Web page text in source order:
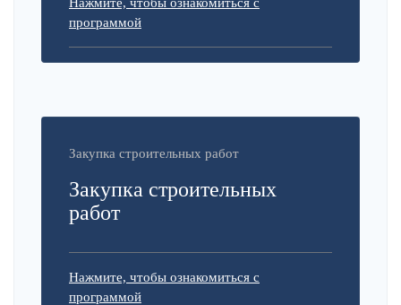
программой
Закупка строительных работ
Закупка строительных
работ
Нажмите, чтобы ознакомиться с
программой